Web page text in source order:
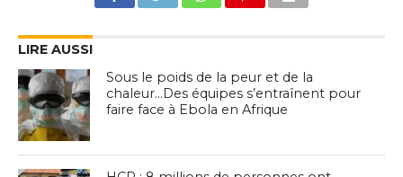
LIRE AUSSI
Sous le poids de la peur et de la
chaleur…Des équipes s’entraînent pour
faire face à Ebola en Afrique